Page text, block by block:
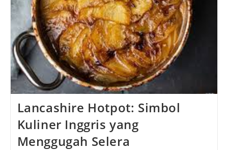
Lancashire Hotpot: Simbol
Kuliner Inggris yang
Menggugah Selera